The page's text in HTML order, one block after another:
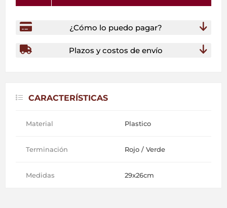
¿Cómo lo puedo pagar?
Plazos y costos de envío
CARACTERÍSTICAS
Material Plastico
Terminación Rojo / Verde
Medidas 29x26cm